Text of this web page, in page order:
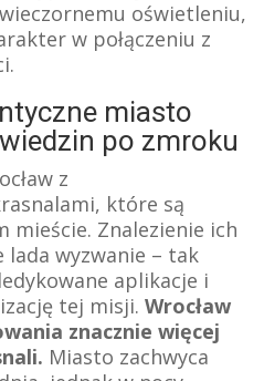
oświetleniu,
w połączeniu z
miasto
po zmroku
z
które są
mieście. Znalezienie ich
wyzwanie – tak
aplikacje i
tej misji. Wrocław
znacznie więcej
Miasto zachwyca